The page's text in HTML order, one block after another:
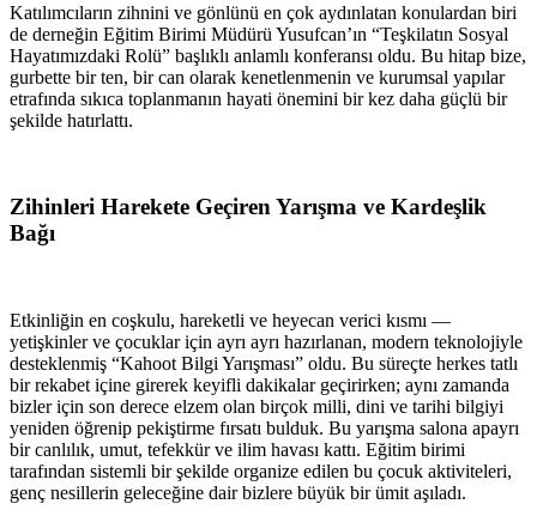
Katılımcıların zihnini ve gönlünü en çok aydınlatan konulardan biri
de derneğin Eğitim Birimi Müdürü Yusufcan’ın “Teşkilatın Sosyal
Hayatımızdaki Rolü” başlıklı anlamlı konferansı oldu. Bu hitap bize,
gurbette bir ten, bir can olarak kenetlenmenin ve kurumsal yapılar
etrafında sıkıca toplanmanın hayati önemini bir kez daha güçlü bir
şekilde hatırlattı.
Zihinleri Harekete Geçiren Yarışma ve Kardeşlik
Bağı
Etkinliğin en coşkulu, hareketli ve heyecan verici kısmı —
yetişkinler ve çocuklar için ayrı ayrı hazırlanan, modern teknolojiyle
desteklenmiş “Kahoot Bilgi Yarışması” oldu. Bu süreçte herkes tatlı
bir rekabet içine girerek keyifli dakikalar geçirirken; aynı zamanda
bizler için son derece elzem olan birçok milli, dini ve tarihi bilgiyi
yeniden öğrenip pekiştirme fırsatı bulduk. Bu yarışma salona apayrı
bir canlılık, umut, tefekkür ve ilim havası kattı. Eğitim birimi
tarafından sistemli bir şekilde organize edilen bu çocuk aktiviteleri,
genç nesillerin geleceğine dair bizlere büyük bir ümit aşıladı.